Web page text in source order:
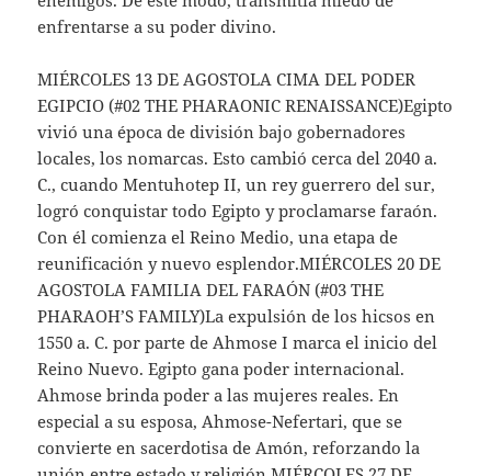
enfrentarse a su poder divino.
MIÉRCOLES 13 DE AGOSTOLA CIMA DEL PODER
EGIPCIO (#02 THE PHARAONIC RENAISSANCE)Egipto
vivió una época de división bajo gobernadores
locales, los nomarcas. Esto cambió cerca del 2040 a.
C., cuando Mentuhotep II, un rey guerrero del sur,
logró conquistar todo Egipto y proclamarse faraón.
Con él comienza el Reino Medio, una etapa de
reunificación y nuevo esplendor.MIÉRCOLES 20 DE
AGOSTOLA FAMILIA DEL FARAÓN (#03 THE
PHARAOH’S FAMILY)La expulsión de los hicsos en
1550 a. C. por parte de Ahmose I marca el inicio del
Reino Nuevo. Egipto gana poder internacional.
Ahmose brinda poder a las mujeres reales. En
especial a su esposa, Ahmose-Nefertari, que se
convierte en sacerdotisa de Amón, reforzando la